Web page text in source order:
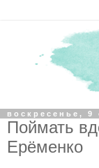
воскресенье, 9
Поймать
Ерёменко